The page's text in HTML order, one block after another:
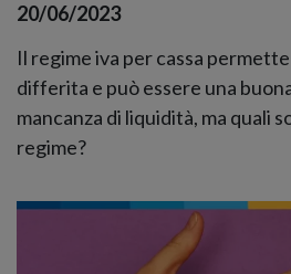
20/06/2023
Il regime iva per cassa
differita e può essere una
mancanza di liquidità, ma quali
regime?